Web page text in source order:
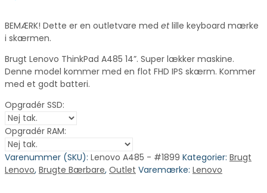
BEMÆRK! Dette er en outletvare med etlille keyboard mærke
i skærmen.
Brugt Lenovo ThinkPad A485 14”. Super lækker maskine.
Denne model kommer med en flot FHD IPS skærm. Kommer
med et godt batteri.
Opgradér SSD:
Opgradér RAM:
Varenummer (SKU): Lenovo A485 - #1899 Kategorier: Brugt
Lenovo, Brugte Bærbare, Outlet Varemærke: Lenovo